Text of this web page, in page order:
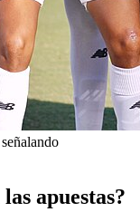
apuestas?